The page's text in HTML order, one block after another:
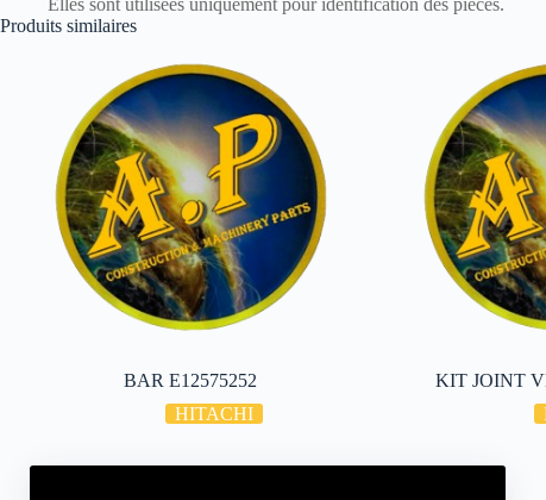
Produits similaires
BAR E12575252
HITACHI
KIT JOINT